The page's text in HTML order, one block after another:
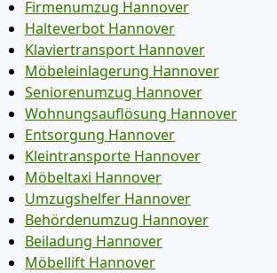
Firmenumzug Hannover
Halteverbot Hannover
Klaviertransport Hannover
Möbeleinlagerung Hannover
Seniorenumzug Hannover
Wohnungsauflösung Hannover
Entsorgung Hannover
Kleintransporte Hannover
Möbeltaxi Hannover
Umzugshelfer Hannover
Behördenumzug Hannover
Beiladung Hannover
Möbellift Hannover